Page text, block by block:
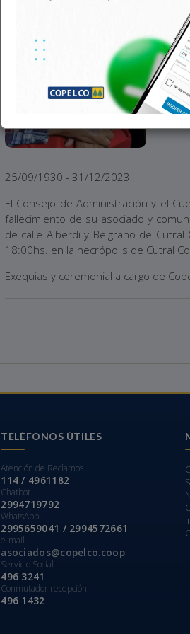
25/09/1930 - 31/12/2023
El Consejo de Administración y el
fallecimiento de su asociado y
de calle Alberdi y Belgrano de
18:00hs. en la necrópolis de Cutral
Exequias y ceremonial a cargo de
TELÉFONOS ÚTILES
Atención de Reclamos
114 / 4961182
Chatbot
2994719792
WhatsApp
2995659041 / 2994572661
e-mail
asociados@copelco.coop
Servicio Social
496 3241
Conmutador recepción
496 1432